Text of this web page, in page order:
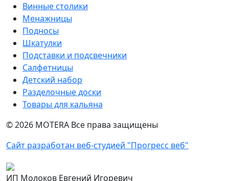
Винные столики
Менажницы
Подносы
Шкатулки
Подставки и подсвечники
Салфетницы
Детский набор
Разделочные доски
Товары для кальяна
©2026 MOTERA Все права защищены
Сайт разработан веб-студией "Прогресс веб"
ИП Молоков Евгений Игоревич